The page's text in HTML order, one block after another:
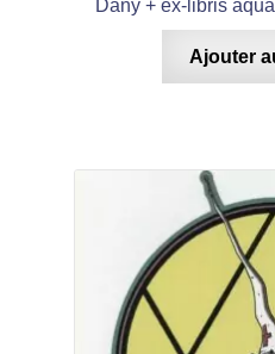
Dany + ex-libris
Ajouter